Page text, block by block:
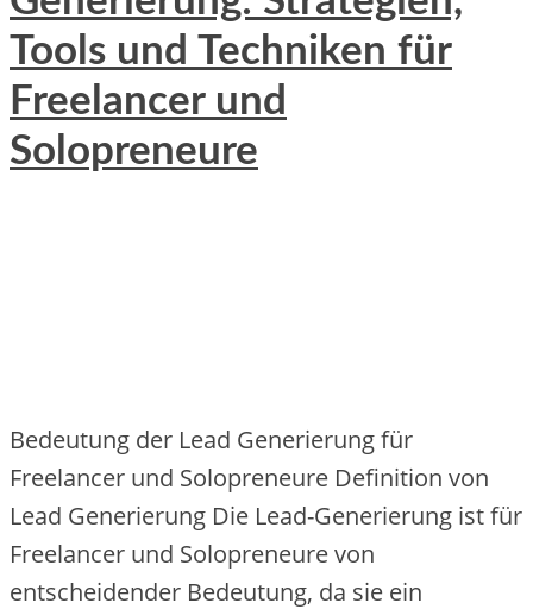
Tools und Techniken für
Freelancer und
Solopreneure
Bedeutung der Lead Generierung für
Freelancer und Solopreneure Definition von
Lead Generierung Die Lead-Generierung ist für
Freelancer und Solopreneure von
entscheidender Bedeutung, da sie ein